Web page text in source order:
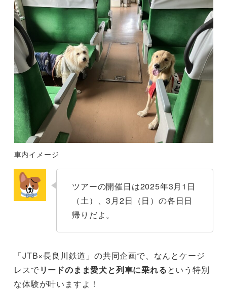
車内イメージ
ツアーの開催日は2025年3月1日
（土）、3月2日（日）の各日日
帰りだよ。
「JTB×長良川鉄道」の共同企画で、なんとケージ
レスでリードのまま愛犬と列車に乗れるという特別
な体験が叶いますよ！